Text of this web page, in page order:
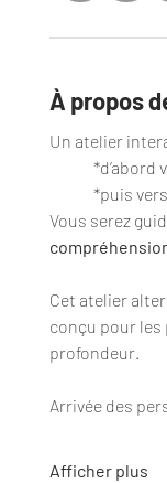
À propos
Un atelier
*d’abord
*puis vers
Vous serez
Cet atelier
conçu pour les
profondeur.
Arrivée des
Afficher plus